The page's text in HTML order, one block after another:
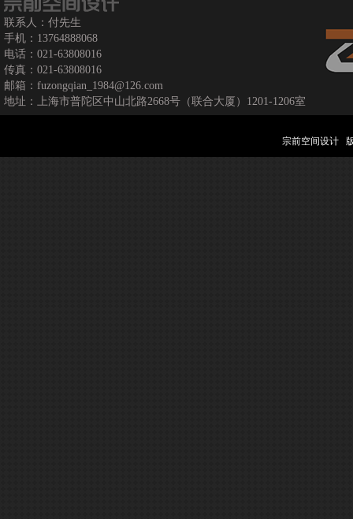
联系人：付先生
手机：13764888068
电话：021-63808016
传真：021-63808016
邮箱：fuzongqian_1984@126.com
地址：上海市普陀区中山北路2668号（联合大厦）1201-1206室
宗前空间设计